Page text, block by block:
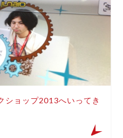
ショップ2013へいってき